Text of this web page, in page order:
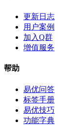
更新日志
用户案例
加入Q群
增值服务
帮助
易优问答
标签手册
易优技巧
功能字典